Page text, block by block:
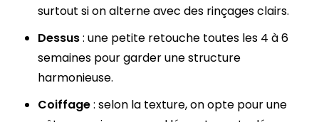
surtout si on alterne avec des rinçages clairs.
Dessus: une petite retouche toutes les 4 à 6
semaines pour garder une structure
harmonieuse.
Coiffage: selon la texture, on opte pour une